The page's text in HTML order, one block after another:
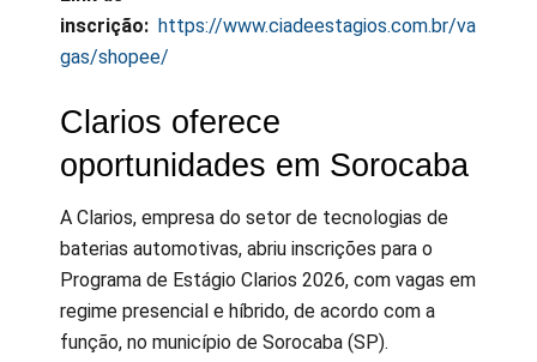
inscrição: https://www.ciadeestagios.com.br/va
gas/shopee/
Clarios oferece
oportunidades em Sorocaba
A Clarios, empresa do setor de tecnologias de
baterias automotivas, abriu inscrições para o
Programa de Estágio Clarios 2026, com vagas em
regime presencial e híbrido, de acordo com a
função, no município de Sorocaba (SP).